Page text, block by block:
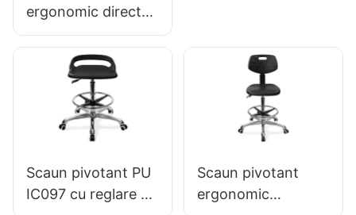
ergonomic direct
din fabrică, turnat
din spumă PU,
IC091 HEWEI
SEATING
Producător Hewei
Scaun pivotant PU
IC097 cu reglare a
Scaun pivotant
ergonomic